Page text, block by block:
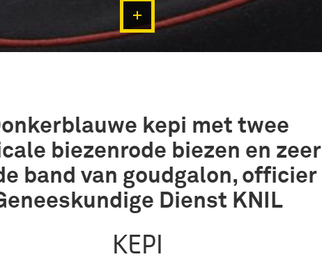
kepi met twee
biezenrode biezen en zeer
band van goudgalon, officier
Dienst KNIL
KEPI